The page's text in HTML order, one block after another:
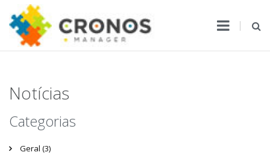
Notícias
Categorias
Geral (3)